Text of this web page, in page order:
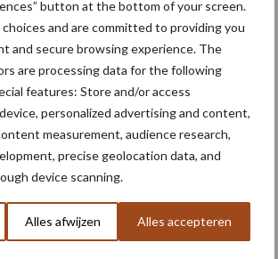
button at the bottom of your screen.
and are committed to providing you
and secure browsing experience. The
are processing data for the following
features: Store and/or access
personalized advertising and content,
measurement, audience research,
precise geolocation data, and
device scanning.
Alles afwijzen Alles accepteren
Partner nieuws
"Hoge verwachtingen van schijven
akkerbouw
Toon meer